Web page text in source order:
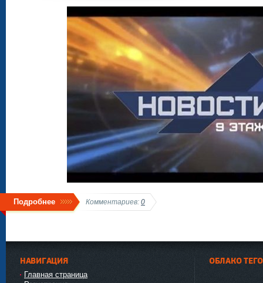
Подробнее Комментариев: 0
НАВИГАЦИЯ
Главная страница
ОБЛАКО